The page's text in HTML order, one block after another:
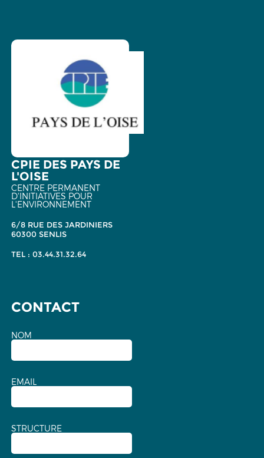
CPIE DES PAYS DE
L'OISE
CENTRE PERMANENT
D'INITIATIVES POUR
L'ENVIRONNEMENT
6/8 RUE DES JARDINIERS
60300 SENLIS
TEL : 03.44.31.32.64
CONTACT
NOM
EMAIL
STRUCTURE